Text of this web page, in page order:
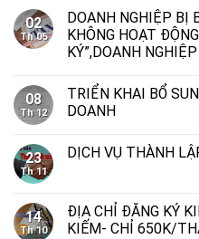
02
Th 05
DOANH NGHIỆP BỊ
KHÔNG HOẠT
KÝ”,DOANH
08
Th 12
TRIỂN KHAI BỔ
DOANH
23
Th 11
DỊCH VỤ THÀNH
14
Th 10
ĐỊA CHỈ ĐĂNG KÝ
KIẾM- CHỈ 650K/